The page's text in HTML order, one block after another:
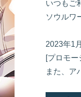
いつもご
ソウルワ
2023年1
[プロモ
また、ア